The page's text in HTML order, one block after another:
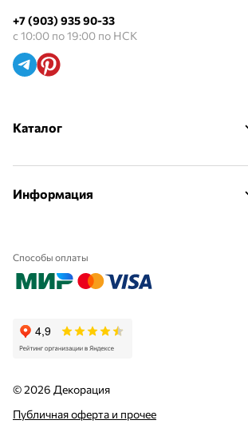
+7 (903) 935 90-33
с 10:00 по 19:00 по НСК
Каталог
Информация
Способы оплаты
© 2026 Декорация
Публичная оферта и прочее